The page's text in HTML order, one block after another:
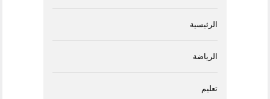
الرئيسية
الرياضة
تعليم